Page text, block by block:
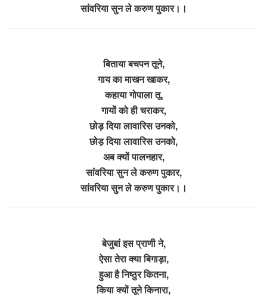
सांवरिया सुन ले करुण पुकार।।
बिताया बचपन तूने,
गाय का माखन खाकर,
कहाया गोपाला तू,
गायों को ही चराकर,
छोड़ दिया लावारिस उनको,
छोड़ दिया लावारिस उनको,
अब क्यों पालनहार,
सांवरिया सुन ले करुण पुकार,
सांवरिया सुन ले करुण पुकार।।
बेजुबां इस प्राणी ने,
ऐसा तेरा क्या बिगाड़ा,
हुआ है निष्ठुर कितना,
किया क्यों तूने किनारा,